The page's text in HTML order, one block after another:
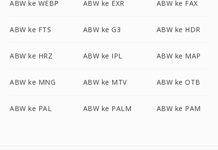
ABW ke WEBP ABW ke EXR ABW ke FAX
ABW ke FTS ABW ke G3 ABW ke HDR
ABW ke HRZ ABW ke IPL ABW ke MAP
ABW ke MNG ABW ke MTV ABW ke OTB
ABW ke PAL ABW ke PALM ABW ke PAM